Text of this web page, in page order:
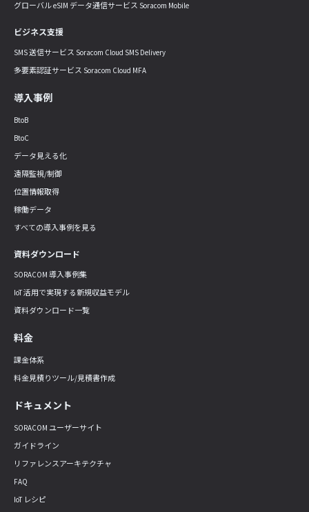
グローバル eSIM データ通信サービス Soracom Mobile
ビジネス支援
SMS 送信サービス Soracom Cloud SMS Delivery
多要素認証サービス Soracom Cloud MFA
導入事例
BtoB
BtoC
データ見える化
遠隔監視/制御
位置情報取得
稼働データ
すべての導入事例を見る
資料ダウンロード
SORACOM 導入事例集
IoT 活用で実現する新規収益モデル
資料ダウンロード一覧
料金
課金体系
料金見積りツール/見積書作成
ドキュメント
SORACOM ユーザーサイト
ガイドライン
リファレンスアーキテクチャ
FAQ
IoT レシピ